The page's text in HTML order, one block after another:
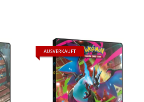
AUSVERKAUFT